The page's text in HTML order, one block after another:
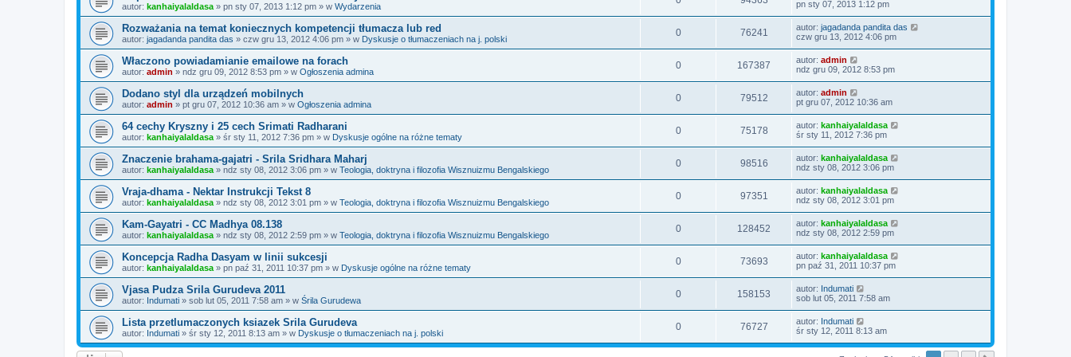
autor: kanhaiyalaldasa » pn sty 07, 2013 1:12 pm » w Wydarzenia pn sty 07, 2013 1:12 pm
Rozważania na temat koniecznych kompetencji tłumacza lub red
autor: jagadanda pandita das » czw gru 13, 2012 4:06 pm » w Dyskusje o tłumaczeniach na j. polski
0 76241 autor: jagadanda pandita das
czw gru 13, 2012 4:06 pm
Właczono powiadamianie emailowe na forach
autor: admin » ndz gru 09, 2012 8:53 pm » w Ogłoszenia admina
0 167387 autor: admin
ndz gru 09, 2012 8:53 pm
Dodano styl dla urządzeń mobilnych
autor: admin » pt gru 07, 2012 10:36 am » w Ogłoszenia admina
0 79512 autor: admin
pt gru 07, 2012 10:36 am
64 cechy Kryszny i 25 cech Srimati Radharani
autor: kanhaiyalaldasa » śr sty 11, 2012 7:36 pm » w Dyskusje ogólne na różne tematy
0 75178 autor: kanhaiyalaldasa
śr sty 11, 2012 7:36 pm
Znaczenie brahama-gajatri - Srila Sridhara Maharj
autor: kanhaiyalaldasa » ndz sty 08, 2012 3:06 pm » w Teologia, doktryna i filozofia Wisznuizmu Bengalskiego
0 98516 autor: kanhaiyalaldasa
ndz sty 08, 2012 3:06 pm
Vraja-dhama - Nektar Instrukcji Tekst 8
autor: kanhaiyalaldasa » ndz sty 08, 2012 3:01 pm » w Teologia, doktryna i filozofia Wisznuizmu Bengalskiego
0 97351 autor: kanhaiyalaldasa
ndz sty 08, 2012 3:01 pm
Kam-Gayatri - CC Madhya 08.138
autor: kanhaiyalaldasa » ndz sty 08, 2012 2:59 pm » w Teologia, doktryna i filozofia Wisznuizmu Bengalskiego
0 128452 autor: kanhaiyalaldasa
ndz sty 08, 2012 2:59 pm
Koncepcja Radha Dasyam w linii sukcesji
autor: kanhaiyalaldasa » pn paź 31, 2011 10:37 pm » w Dyskusje ogólne na różne tematy
0 73693 autor: kanhaiyalaldasa
pn paź 31, 2011 10:37 pm
Vjasa Pudza Srila Gurudeva 2011
autor: Indumati » sob lut 05, 2011 7:58 am » w Śrila Gurudewa
0 158153 autor: Indumati
sob lut 05, 2011 7:58 am
Lista przetlumaczonych ksiazek Srila Gurudeva
autor: Indumati » śr sty 12, 2011 8:13 am » w Dyskusje o tłumaczeniach na j. polski
0 76727 autor: Indumati
śr sty 12, 2011 8:13 am